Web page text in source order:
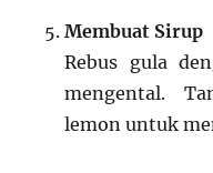
Membuat Sirup
Rebus gula
mengental.
lemon untuk